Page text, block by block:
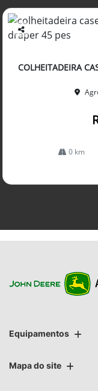
Co
arti
lhe
COLHEITADEIRA
0 km
Equipamentos
Mapa do site